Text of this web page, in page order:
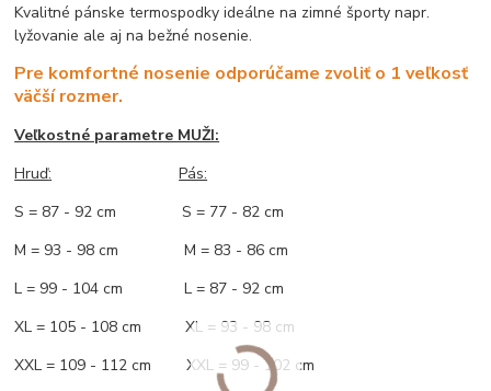
Kvalitné pánske termospodky ideálne na zimné športy napr.
lyžovanie ale aj na bežné nosenie.
Pre komfortné nosenie odporúčame zvoliť o 1 veľkosť
väčší rozmer.
Veľkostné parametre MUŽI:
Hruď:
Pás:
S = 87 - 92 cm S = 77 - 82 cm
M = 93 - 98 cm M = 83 - 86 cm
L = 99 - 104 cm L = 87 - 92 cm
XL = 105 - 108 cm XL = 93 - 98 cm
XXL = 109 - 112 cm XXL = 99 - 102 cm